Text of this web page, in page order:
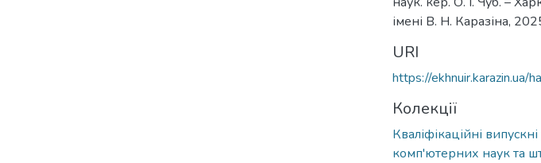
імені В. Н. Каразіна,
URI
https://
Колекції
Кваліфікаційні
комп'ютерних наук та